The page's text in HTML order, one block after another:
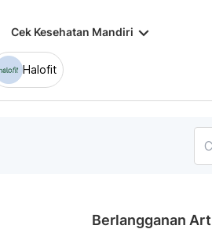
Cek Kesehatan Mandiri keyboard_arrow_down
Halofit
Berlangganan